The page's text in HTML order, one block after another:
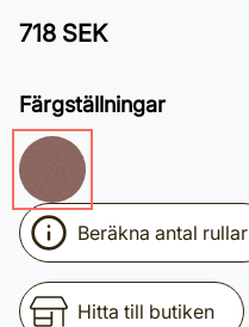
718 SEK
Färgställningar
Beräkna antal rullar
Hitta till butiken